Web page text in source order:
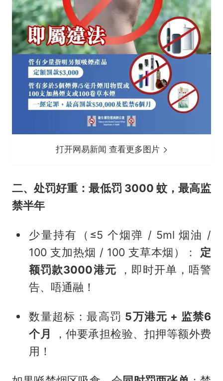
打开网易新闻 查看更多图片
二、处罚好重：最低罚 3000 蚊，最高监
禁半年
少量持有（≤5 个烟弹 / 5ml 烟油 /
100 支加热烟 / 100 支草本烟）： 定
额罚款3000港元 ，即时开单，唔警
告、唔通融！
数量超标：最高罚 5万港元 + 监禁6
个月
，仲要承担检验、扣押等额外费
用！